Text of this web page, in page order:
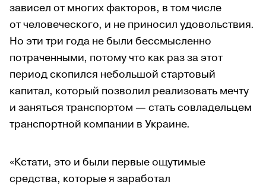
зависел от многих факторов, в том числе
от человеческого, и не приносил удовольствия.
Но эти три года не были бессмысленно
потраченными, потому что как раз за этот
период скопился небольшой стартовый
капитал, который позволил реализовать мечту
и заняться транспортом — стать совладельцем
транспортной компании в Украине.
«Кстати, это и были первые ощутимые
средства, которые я заработал